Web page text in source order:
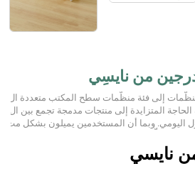
إلى فئة منظّمات سطح المكتب متعددة ال
الحاجة المتزايدة إلى منتجات مدمجة تجمع بين ال
اليومي. وبما أن المستخدمين يميلون بشكل مت
نايسي